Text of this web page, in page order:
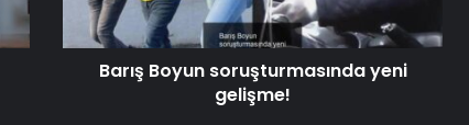
Barış Boyun soruşturmasında yeni
gelişme!